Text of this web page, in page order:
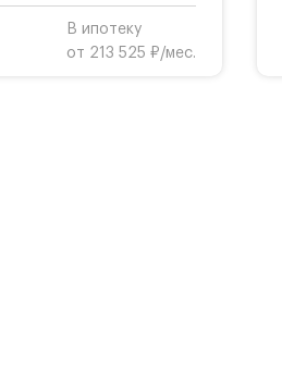
В ипотеку
от 213 525 ₽/мес.